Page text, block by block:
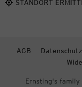
STANDORT
AGB Datenschutz
Ernsting's family